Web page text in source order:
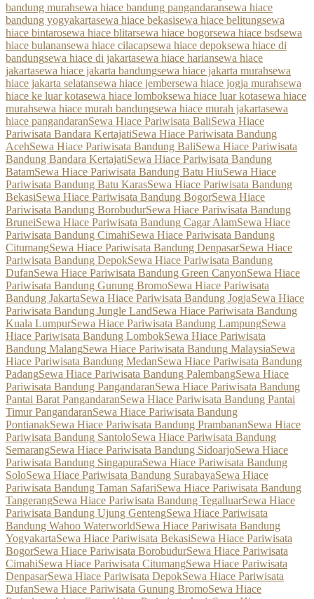
bandung murahsewa hiace bandung pangandaransewa hiace
bandung yogyakartasewa hiace bekasisewa hiace belitungsewa
hiace bintarosewa hiace blitarsewa hiace bogorsewa hiace bsdsewa
hiace bulanansewa hiace cilacapsewa hiace depoksewa hiace di
bandungsewa hiace di jakartasewa hiace hariansewa hiace
jakartasewa hiace jakarta bandungsewa hiace jakarta murahsewa
hiace jakarta selatansewa hiace jembersewa hiace jogja murahsewa
hiace ke luar kotasewa hiace lomboksewa hiace luar kotasewa hiace
murahsewa hiace murah bandungsewa hiace murah jakartasewa
hiace pangandaranSewa Hiace Pariwisata BaliSewa Hiace
Pariwisata Bandara KertajatiSewa Hiace Pariwisata Bandung
AcehSewa Hiace Pariwisata Bandung BaliSewa Hiace Pariwisata
Bandung Bandara KertajatiSewa Hiace Pariwisata Bandung
BatamSewa Hiace Pariwisata Bandung Batu HiuSewa Hiace
Pariwisata Bandung Batu KarasSewa Hiace Pariwisata Bandung
BekasiSewa Hiace Pariwisata Bandung BogorSewa Hiace
Pariwisata Bandung BorobudurSewa Hiace Pariwisata Bandung
BruneiSewa Hiace Pariwisata Bandung Cagar AlamSewa Hiace
Pariwisata Bandung CimahiSewa Hiace Pariwisata Bandung
CitumangSewa Hiace Pariwisata Bandung DenpasarSewa Hiace
Pariwisata Bandung DepokSewa Hiace Pariwisata Bandung
DufanSewa Hiace Pariwisata Bandung Green CanyonSewa Hiace
Pariwisata Bandung Gunung BromoSewa Hiace Pariwisata
Bandung JakartaSewa Hiace Pariwisata Bandung JogjaSewa Hiace
Pariwisata Bandung Jungle LandSewa Hiace Pariwisata Bandung
Kuala LumpurSewa Hiace Pariwisata Bandung LampungSewa
Hiace Pariwisata Bandung LombokSewa Hiace Pariwisata
Bandung MalangSewa Hiace Pariwisata Bandung MalaysiaSewa
Hiace Pariwisata Bandung MedanSewa Hiace Pariwisata Bandung
PadangSewa Hiace Pariwisata Bandung PalembangSewa Hiace
Pariwisata Bandung PangandaranSewa Hiace Pariwisata Bandung
Pantai Barat PangandaranSewa Hiace Pariwisata Bandung Pantai
Timur PangandaranSewa Hiace Pariwisata Bandung
PontianakSewa Hiace Pariwisata Bandung PrambananSewa Hiace
Pariwisata Bandung SantoloSewa Hiace Pariwisata Bandung
SemarangSewa Hiace Pariwisata Bandung SidoarjoSewa Hiace
Pariwisata Bandung SingapuraSewa Hiace Pariwisata Bandung
SoloSewa Hiace Pariwisata Bandung SurabayaSewa Hiace
Pariwisata Bandung Taman SafariSewa Hiace Pariwisata Bandung
TangerangSewa Hiace Pariwisata Bandung TegalluarSewa Hiace
Pariwisata Bandung Ujung GentengSewa Hiace Pariwisata
Bandung Wahoo WaterworldSewa Hiace Pariwisata Bandung
YogyakartaSewa Hiace Pariwisata BekasiSewa Hiace Pariwisata
BogorSewa Hiace Pariwisata BorobudurSewa Hiace Pariwisata
CimahiSewa Hiace Pariwisata CitumangSewa Hiace Pariwisata
DenpasarSewa Hiace Pariwisata DepokSewa Hiace Pariwisata
DufanSewa Hiace Pariwisata Gunung BromoSewa Hiace